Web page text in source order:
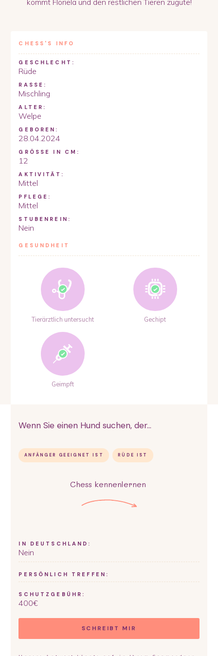
CHESS 'S INFO
GESCHLECHT:
Rüde
RASSE:
Mischling
ALTER:
Welpe
GEBOREN:
28.04.2024
GRÖSSE IN CM:
12
AKTIVITÄT:
Mittel
PFLEGE:
Mittel
STUBENREIN:
Nein
GESUNDHEIT
Tierärztlich untersucht Gechipt
Geimpft
Wenn Sie einen Hund suchen, der...
ANFÄNGER GEEIGNET IST RÜDE IST
Chess kennenlernen
IN DEUTSCHLAND:
Nein
PERSÖNLICH TREFFEN:
SCHUTZGEBÜHR:
400€
SCHREIBT MIR